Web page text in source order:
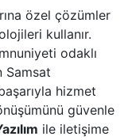
özel çözümler
kullanır.
odaklı
Samsat
hizmet
güvenle
ile iletişime